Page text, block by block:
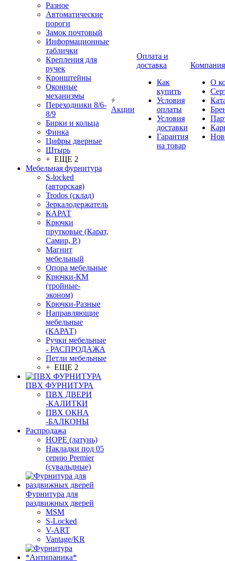
Разное
Автоматические
пороги
Замок почтовый
Информационные
таблички
Крепления для
ручек
Кронштейны
Оконные
механизмы
Переходники 8/6-
8/9
Бирки и кольца
Финка
Цифры дверные
Штырь
+ ЕЩЕ 2
Мебельная фурнитура
S-locked
(авторская)
Trodos (склад)
Зеркалодержатель
КАРАТ
Крючки
прутковые (Карат,
Самир, Р.)
Магнит
мебельный
Опора мебельные
Крючки-КМ
(тройные-
эконом)
Крючки-Разные
Направляющие
мебельные
(КАРАТ)
Ручки мебельные
- РАСПРОДАЖА
Петли мебельные
+ ЕЩЕ 2
ПВХ ФУРНИТУРА
ПВХ ДВЕРИ
-КАЛИТКИ
ПВХ ОКНА
-БАЛКОНЫ
Распродажа
HOPE (латунь)
Накладки под 05
серию Premier
(сувальдные)
Фурнитура для
раздвижных дверей
MSM
S-Locked
V-ART
Vantage/KR
Акции
Оплата и
доставка
Как
купить
Условия
оплаты
Условия
доставки
Гарантия
на товар
Компания
О